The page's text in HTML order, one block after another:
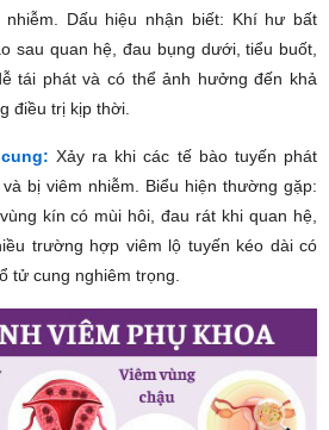
Dấu hiệu nhận biết: Khí hư bất
sau quan hệ, đau bụng dưới, tiểu buốt,
tái phát và có thể ảnh hưởng đến khả
điều trị kịp thời.
Xảy ra khi các tế bào tuyến phát
bị viêm nhiễm. Biểu hiện thường gặp:
kín có mùi hôi, đau rát khi quan hệ,
trường hợp viêm lộ tuyến kéo dài có
tử cung nghiêm trọng.